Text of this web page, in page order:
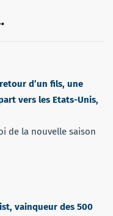
d’un fils, une
vers les Etats-Unis,
de la nouvelle saison
vainqueur des 500